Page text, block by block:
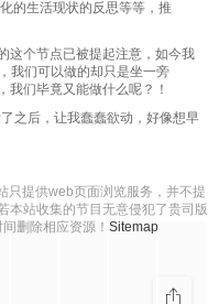
的生活现状的反思等等，推
这个节点已被提起注意，如今我
我们可以做的却只是坐一旁
我们毕竟又能做什么呢？！
之后，让我蠢蠢欲动，好像想早
只提供web页面浏览服务，并不提
本站收集的节目无意侵犯了贵司版
删除相应资源！ Sitemap